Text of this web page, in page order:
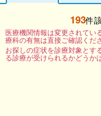
193件
医療機関情報は変更されてい
療科の有無は直接ご確認くだ
お探しの症状を診療対象とす
る診療が受けられるかどうか